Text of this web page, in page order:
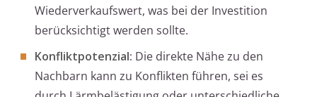
Wiederverkaufswert, was bei der Investition
berücksichtigt werden sollte.
Konfliktpotenzial: Die direkte Nähe zu den
Nachbarn kann zu Konflikten führen, sei es